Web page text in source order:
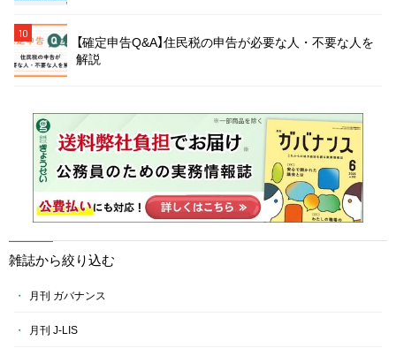
10
【確定申告Q&A】住民税の申告が必要な人・不要な人を
解説
雑誌から絞り込む
月刊 ガバナンス
月刊 J-LIS